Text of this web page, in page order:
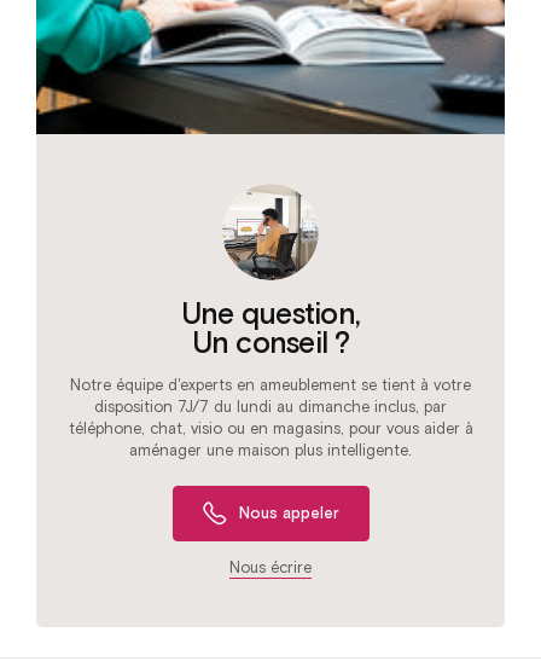
Une question,
Un conseil ?
Notre équipe d'experts en ameublement se tient à votre
disposition 7J/7 du lundi au dimanche inclus, par
téléphone, chat, visio ou en magasins, pour vous aider à
aménager une maison plus intelligente.
Nous appeler
Nous écrire